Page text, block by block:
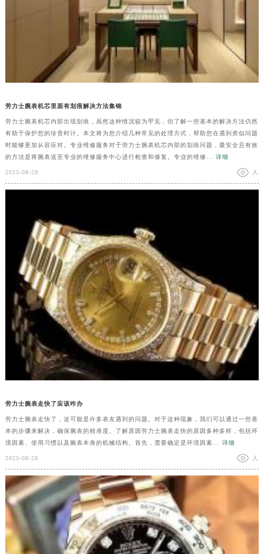
劳力士腕表机芯里面有划痕解决方法集锦
劳力士腕表机芯内部出现划痕，虽然这种情况较为罕见，但了解一些基本的解决方法仍然
有助于保护您的珍贵时计。本文将为您介绍几种常见的处理方式，帮助您在遇到类似问题
时能够更加从容应对。专业维修服务对于劳力士腕表机芯内部的划痕问题，最安全且有效
的方法是将腕表送至专业的维修服务中心进行检查和修复。专业的维修... 详细
2025-08-29 人
劳力士腕表走快了应该咋办
劳力士腕表走快了，这可能是许多表友遇到的问题。对于这种现象，我们可以通过一些基
本的步骤来解决，确保腕表的精准度。了解原因劳力士腕表走快的原因多种多样，包括环
境因素、使用习惯以及腕表本身的机械结构。首先，需要确定是环境因素... 详细
2025-08-28 人